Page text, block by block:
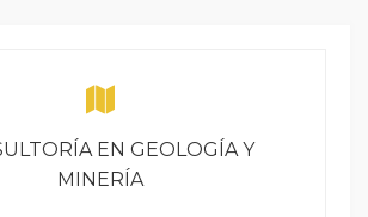
EN GEOLOGÍA Y
MINERÍA